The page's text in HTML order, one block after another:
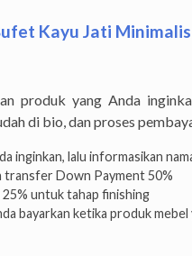
Kayu Jati
produk yang Anda
di bio, dan proses
inginkan, lalu informasikan
transfer Down Payment 50%
untuk tahap finishing
bayarkan ketika produk